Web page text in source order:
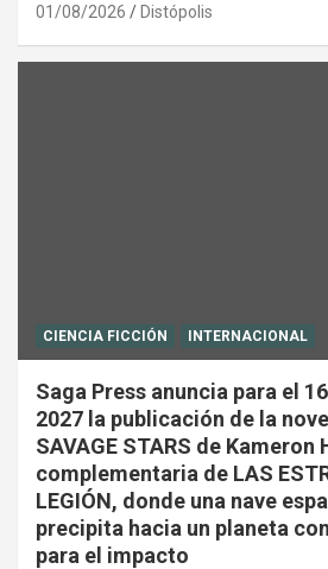
01/08/2026 Distópolis
CIENCIA FICCIÓN INTERNACIONAL
Saga Press anuncia para el
2027 la publicación de la
SAVAGE STARS de Kameron
complementaria de LAS
LEGIÓN, donde una nave
precipita hacia un planeta
para el impacto